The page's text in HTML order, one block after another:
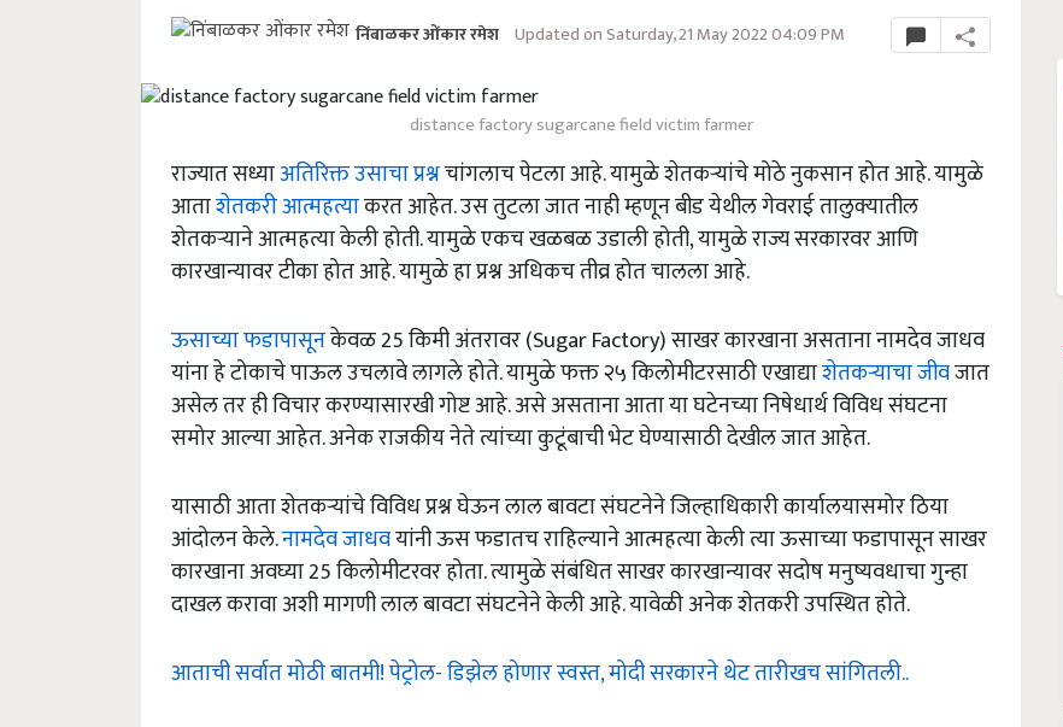
निंबाळकर ओंकार रमेश Updated on Saturday, 21 May 2022 04:09 PM
distance factory sugarcane field victim farmer
राज्यात सध्याअतिरिक्त उसाचा प्रश्नचांगलाच पेटला आहे. यामुळे शेतकऱ्यांचे मोठे नुकसान होत आहे. यामुळे
आताशेतकरी आत्महत्याकरत आहेत. उस तुटला जात नाही म्हणून बीड येथील गेवराई तालुक्यातील
शेतकऱ्याने आत्महत्या केली होती. यामुळे एकच खळबळ उडाली होती, यामुळे राज्य सरकारवर आणि
कारखान्यावर टीका होत आहे. यामुळे हा प्रश्न अधिकच तीव्र होत चालला आहे.
ऊसाच्या फडापासूनकेवळ 25 किमी अंतरावर (Sugar Factory) साखर कारखाना असताना नामदेव जाधव
यांना हे टोकाचे पाऊल उचलावे लागले होते. यामुळे फक्त २५ किलोमीटरसाठी एखाद्याशेतकऱ्याचा जीवजात
असेल तर ही विचार करण्यासारखी गोष्ट आहे. असे असताना आता या घटेनच्या निषेधार्थ विविध संघटना
समोर आल्या आहेत. अनेक राजकीय नेते त्यांच्या कुटूंबाची भेट घेण्यासाठी देखील जात आहेत.
यासाठी आता शेतकऱ्यांचे विविध प्रश्न घेऊन लाल बावटा संघटनेने जिल्हाधिकारी कार्यालयासमोर ठिया
आंदोलन केले.नामदेव जाधवयांनी ऊस फडातच राहिल्याने आत्महत्या केली त्या ऊसाच्या फडापासून साखर
कारखाना अवघ्या 25 किलोमीटरवर होता. त्यामुळे संबंधित साखर कारखान्यावर सदोष मनुष्यवधाचा गुन्हा
दाखल करावा अशी मागणी लाल बावटा संघटनेने केली आहे. यावेळी अनेक शेतकरी उपस्थित होते.
आताची सर्वात मोठी बातमी! पेट्रोल- डिझेल होणार स्वस्त, मोदी सरकारने थेट तारीखच सांगितली..